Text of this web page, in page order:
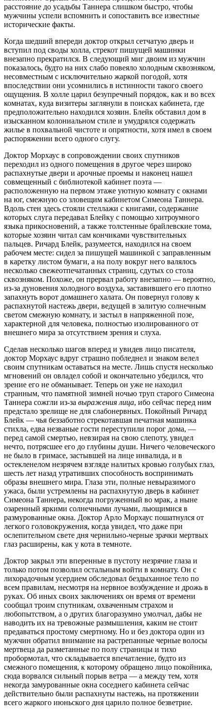
расстояние до усадьбы Таннера слишком быстро, чтобы
мужчины успели вспомнить и сопоставить все известные
исторические факты.
Когда шедший впереди доктор открыл сетчатую дверь и
вступил под своды холла, стрекот пишущей машинки
внезапно прекратился. В следующий миг двоим из мужчин
показалось, будто на них слабо повеяло холодным сквозняком,
несовместным с исключительно жаркой погодой, хотя
впоследствии они усомнились в истинности такого своего
ощущения. В холле царил безупречный порядок, как и во всех
комнатах, куда визитеры заглянули в поисках кабинета, где
предположительно находился хозяин. Блейк обставил дом в
изысканном колониальном стиле и умудрялся содержать
жилье в похвальной чистоте и опрятности, хотя имел в своем
распоряжении всего одного слугу.
Доктор Морхаус в сопровождении своих спутников
переходил из одного помещения в другое через широко
распахнутые двери и арочные проемы и наконец нашел
совмещенный с библиотекой кабинет поэта —
расположенную на первом этаже уютную комнату с окнами
на юг, смежную со зловещим кабинетом Симеона Таннера.
Вдоль стен здесь стояли стеллажи с книгами, содержание
которых слуга передавал Блейку с помощью хитроумного
языка прикосновений, а также толстенные брайлевские тома,
которые хозяин читал сам кончиками чувствительных
пальцев. Ричард Блейк, разумеется, находился на своем
рабочем месте: сидел за пишущей машинкой с заправленным
в каретку листом бумаги, а на полу вокруг него валялось
несколько свежеотпечатанных страниц, сдутых со стола
сквозняком. Похоже, он прервал работу внезапно — вероятно,
из-за дуновения холодного воздуха, заставившего его плотно
запахнуть ворот домашнего халата. Он повернул голову к
распахнутой настежь двери, ведущей в залитую солнечным
светом смежную комнату, и застыл в напряженной позе,
характерной для человека, полностью изолированного от
внешнего мира за отсутствием зрения и слуха.
Сделав несколько шагов вперед и увидев лицо писателя,
доктор Морхаус вдруг страшно побледнел и знаком велел
своим спутникам оставаться на месте. Лишь спустя несколько
мгновений он овладел собой и окончательно убедился, что
зрение его не обманывает. Теперь он уже не находил
странным, что памятной зимней ночью труп старого Симеона
Таннера сожгли из-за выражения лица, ибо сейчас перед ним
предстало зрелище не для слабонервных. Покойный Ричард
Блейк — чья беззаботно стрекотавшая печатная машинка
стихла, едва незваные гости переступили порог дома, —
перед самой смертью, невзирая на свою слепоту, увидел
нечто, потрясшее его до глубины души. Ничего человеческого
не было в гримасе, застывшей на лице инвалида, и в
остекленелом незрячем взгляде налитых кровью голубых глаз,
шесть лет назад утративших способность воспринимать
образы внешнего мира. Глаза эти, полные невыразимого
ужаса, были устремлены на распахнутую дверь в кабинет
Симеона Таннера, некогда погруженный во мрак, а ныне
озаренный яркими солнечными лучами, льющимися в
размурованные окна. Доктор Арло Морхаус пошатнулся от
легкого головокружения, когда увидел, что даже при
ослепительном свете дня чернильно-черные зрачки мертвых
глаз расширены, как у кота в темноте.
Доктор закрыл эти вперенные в пустоту незрячие глаза и
только потом позволил остальным войти в комнату. Он с
лихорадочным усердием обследовал бездыханное тело по
всем правилам, несмотря на нервное возбуждение и дрожь в
руках. Об иных своих заключениях он время от времени
сообщал троим спутникам, охваченным страхом и
любопытством, а о других благоразумно умолчал, дабы не
наводить их на тревожные размышления, каким не стоит
предаваться простому смертному. Но и без доктора один из
мужчин обратил внимание на растрепанные черные волосы
мертвеца да разметанные по полу страницы и тихо
пробормотал, что складывается впечатление, будто из
смежного помещения, к которому обращено лицо покойника,
сюда ворвался сильный порыв ветра — а между тем, хотя
некогда замурованные окна соседнего кабинета сейчас
действительно были распахнуты настежь, на протяжении
всего жаркого июньского дня царило полное безветрие.